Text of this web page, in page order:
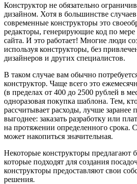
Конструктор не обязательно
дизайном. Хотя в большинстве
современные конструкторы это
редакторы, генерирующие код по
сайта. И это работает! Многие люди
используя конструкторы, без
дизайнеров и других специалистов.
В таком случае вам обычно
конструктор. Чаще всего это
(в пределах от 400 до 2500 рублей в
одноразовая покупка шаблона. Тем,
рассчитывает расходы, лучше заранее
выгоднее: заказать разработку или
на протяжении определенного срока.
может накопиться значительная.
Некоторые конструкторы предлагают
которые подходят для создания
конструкторы предоставляют свои
решения.